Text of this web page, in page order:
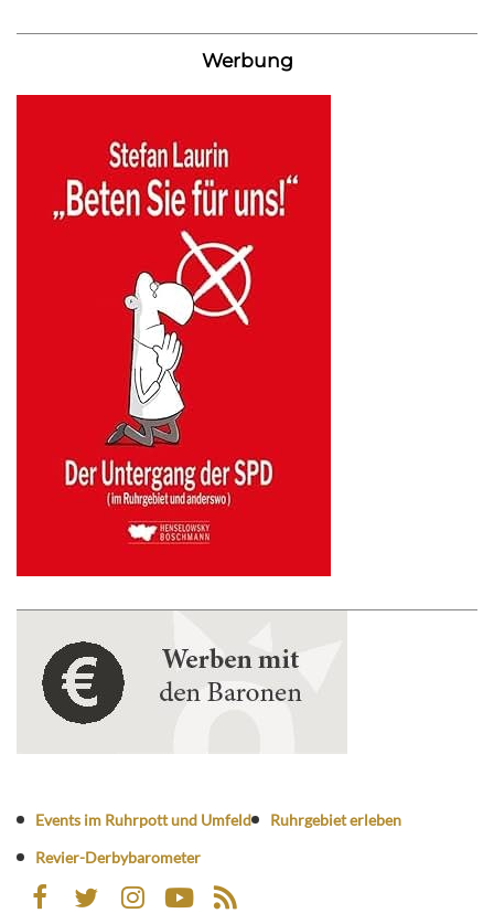
Werbung
Events im Ruhrpott und Umfeld
Ruhrgebiet erleben
Revier-Derbybarometer